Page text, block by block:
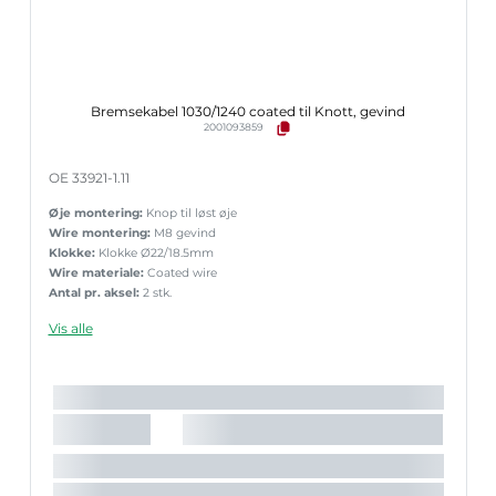
Bremsekabel 1030/1240 coated til Knott, gevind
2001093859
OE 33921-1.11
Øje montering: Knop til løst øje
Wire montering: M8 gevind
Klokke: Klokke Ø22/18.5mm
Wire materiale: Coated wire
Antal pr. aksel: 2 stk.
Vis alle